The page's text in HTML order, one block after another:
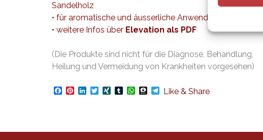
Sandelholz
• für aromatische und äusserliche Anwendung
• weitere Infos über Elevation als PDF
(Die Produkte sind nicht für die Diagnose, Behandlung,
Heilung und Vermeidung von Krankheiten vorgesehen)
Facebook
Pinterest
LinkedIn
TwitterXINGTumblrWhatsApp
Threema
Telegram
Like & Share